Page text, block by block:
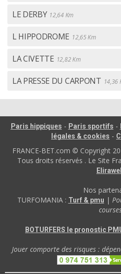
LE DERBY 12,64 Km
L HIPPODROME 12,65 Km
LA CIVETTE 12,82 Km
LA PRESSE DU CARPONT 14,36
Paris hippiques - Paris sportifs -
légales & cookies -
FRANCE-BET.com © Copyright
Tous droits réservés . Le Site
Nos
TURFOMANIA : Turf & pmu |
BOTURFERS le pronostic
Jouer comporte des risques :